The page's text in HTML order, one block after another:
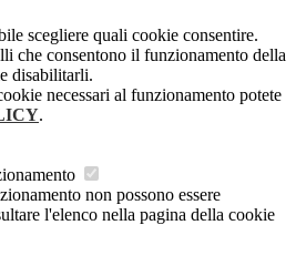
scegliere quali cookie consentire.
che consentono il funzionamento della
disabilitarli.
necessari al funzionamento potete
.
non possono essere
l'elenco nella pagina della cookie